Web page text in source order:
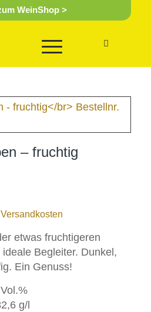
WeinShop >
– fruchtig
Versandkosten
etwas fruchtigeren
Begleiter. Dunkel,
Ein Genuss!
g/l